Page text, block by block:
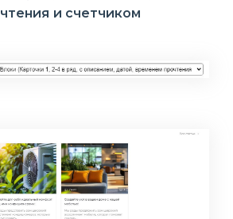
и счетчиком